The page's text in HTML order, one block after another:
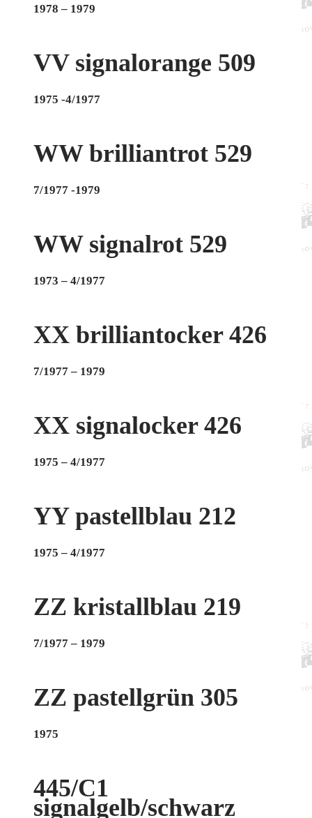
1978 – 1979
VV signalorange 509
1975 -4/1977
WW brilliantrot 529
7/1977 -1979
WW signalrot 529
1973 – 4/1977
XX brilliantocker 426
7/1977 – 1979
XX signalocker 426
1975 – 4/1977
YY pastellblau 212
1975 – 4/1977
ZZ kristallblau 219
7/1977 – 1979
ZZ pastellgrün 305
1975
445/C1
signalgelb/schwarz